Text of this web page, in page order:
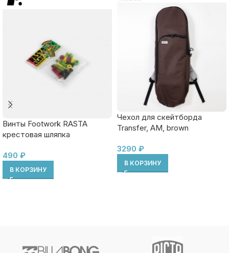
Винты Footwork RASTA
крестовая шляпка
490 ₽
В КОРЗИНУ
Чехол для скейтборда
Transfer, AM, brown
3290 ₽
В КОРЗИНУ